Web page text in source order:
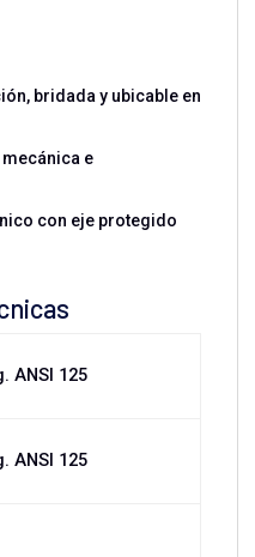
bridada y ubicable en
e
con eje protegido
ANSI 125
ANSI 125